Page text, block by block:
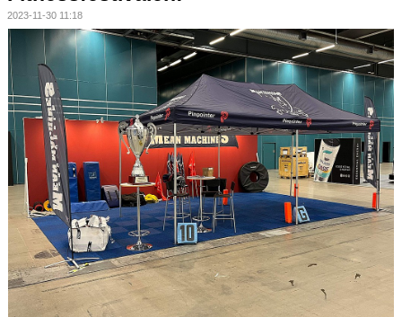
Kontakt
Kvalitetsgruppen
Sponsorer
Om klubben
2023-11-30 11:18